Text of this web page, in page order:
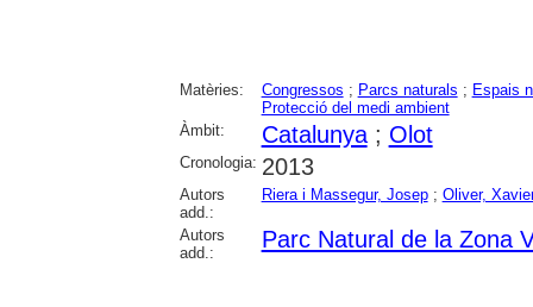
Matèries: Congressos ; Parcs naturals ; Espais
Protecció del medi ambient
Àmbit:
Catalunya; Olot
Cronologia: 2013
Autors
add.:
Riera i Massegur, Josep; Oliver,
Autors
add.:
Parc Natural de la Zona